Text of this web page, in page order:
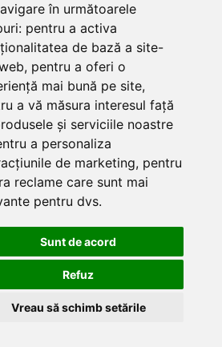
în următoarele
pentru a activa
de bază a site-
, pentru a oferi o
mai bună pe site,
a vă măsura interesul față
și serviciile noastre
a personaliza
de marketing, pentru
reclame care sunt mai
pentru dvs.
Sunt de acord
Refuz
Vreau să schimb setările
5, Bucuresti
3004724
13176/1991
021.411.44.44
Calor SRL :: Copyright 2021 :: Realizat de